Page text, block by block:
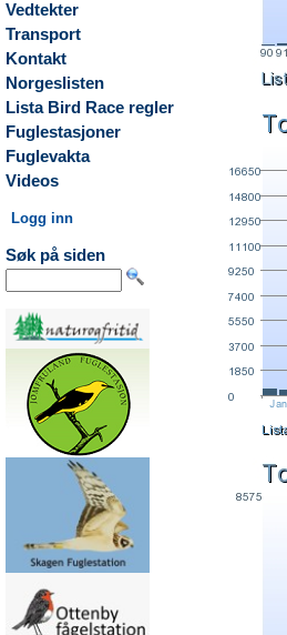
Vedtekter
Transport
Kontakt
Norgeslisten
Lista Bird Race regler
Fuglestasjoner
Fuglevakta
Videos
Logg inn
Søk på siden